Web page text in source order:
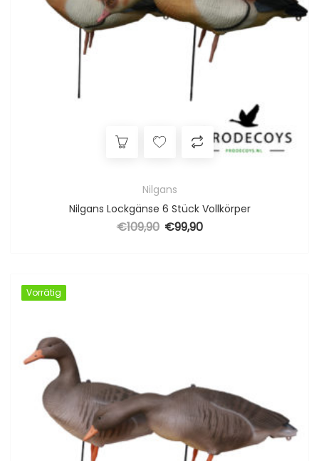
Nilgans
Nilgans Lockgänse 6 Stück Vollkörper
€109,90 Ursprünglicher Preis war: €109,90
€99,90
Vorrätig
Vorrätig